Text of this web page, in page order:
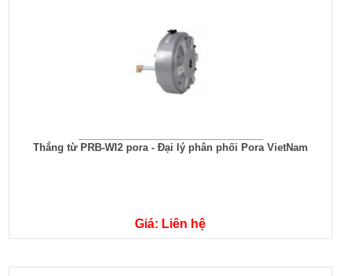
Thắng từ PRB-WI2 pora - Đại lý phân phối Pora VietNam
Giá: Liên hệ